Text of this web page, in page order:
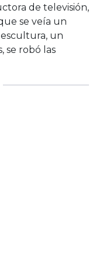
de televisión,
se veía un
un
se robó las